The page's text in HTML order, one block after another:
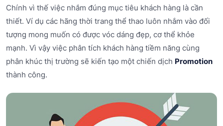
Chính vì thế việc nhắm đúng mục tiêu khách hàng là cần
thiết. Ví dụ các hãng thời trang thể thao luôn nhắm vào đối
tượng mong muốn có được vóc dáng đẹp, cơ thể khỏe
mạnh. Vì vậy việc phân tích khách hàng tiềm năng cùng
phân khúc thị trường sẽ kiến tạo một chiến dịch Promotion
thành công.